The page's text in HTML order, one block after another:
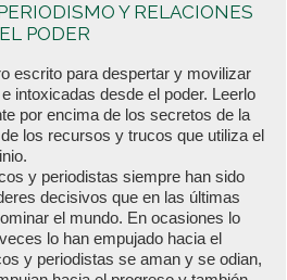
Y RELACIONES
PODER
escrito para despertar y movilizar
intoxicadas desde el poder. Leerlo
por encima de los secretos de la
los recursos y trucos que utiliza el
y periodistas siempre han sido
decisivos que en las últimas
el mundo. En ocasiones lo
lo han empujado hacia el
y periodistas se aman y se odian,